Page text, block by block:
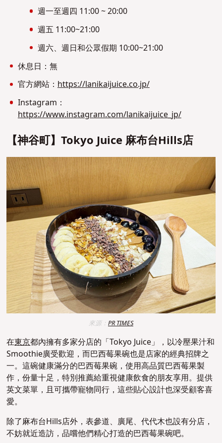
週一至週四 11:00 ~ 20:00
週五 11:00~21:00
週六、週日和公眾假期 10:00~21:00
休息日：無
官方網站：https://lanikaijuice.co.jp/
Instagram：
https://www.instagram.com/lanikaijuice_jp/
【神谷町】Tokyo Juice 麻布台Hills店
來源： PR TIMES
在東京都內擁有多家分店的「Tokyo Juice」，以冷壓果汁和
Smoothie廣受歡迎，而巴西莓果碗也是店家的經典招牌之
一。這碗健康滿分的巴西莓果碗，使用高品質巴西莓果製
作，份量十足，特別推薦給重視健康飲食的朋友享用。提供
英文菜單，且可攜帶寵物同行，這些貼心設計也深受顧客喜
愛。
除了麻布台Hills店外，表參道、廣尾、代代木也設有分店，
不妨就近造訪，品嚐他們精心打造的巴西莓果碗吧。